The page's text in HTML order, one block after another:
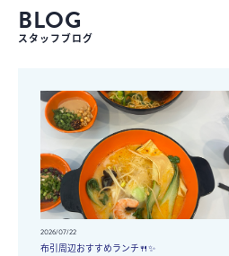
BLOG
スタッフブログ
2026/07/22
布引周辺おすすめランチ🍴✨